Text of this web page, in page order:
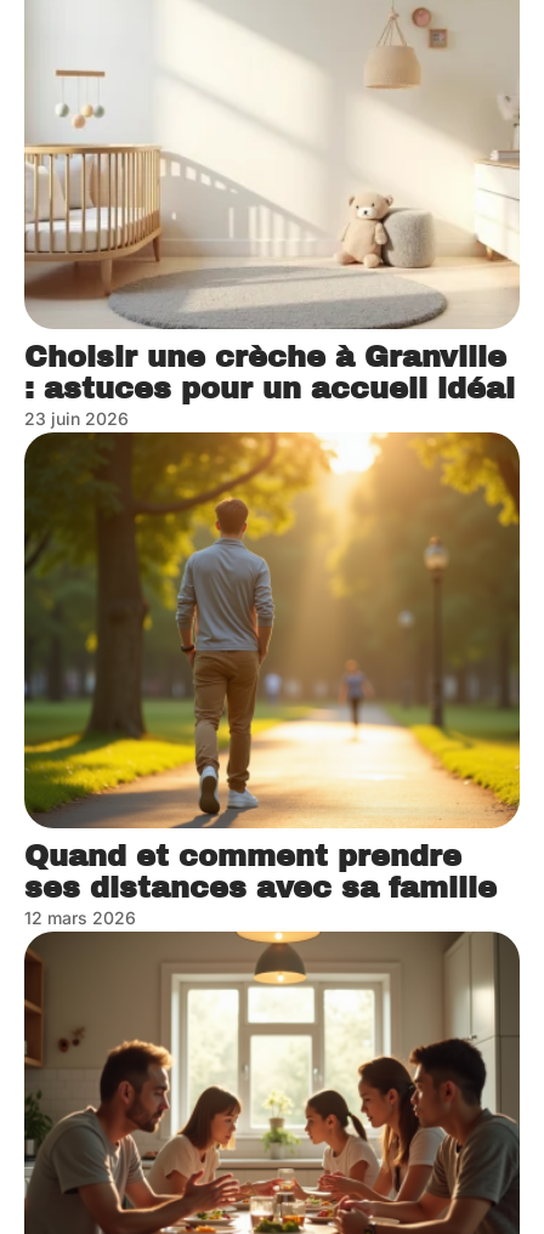
Choisir une crèche à Granville
: astuces pour un accueil idéal
23 juin 2026
Quand et comment prendre
ses distances avec sa famille
12 mars 2026